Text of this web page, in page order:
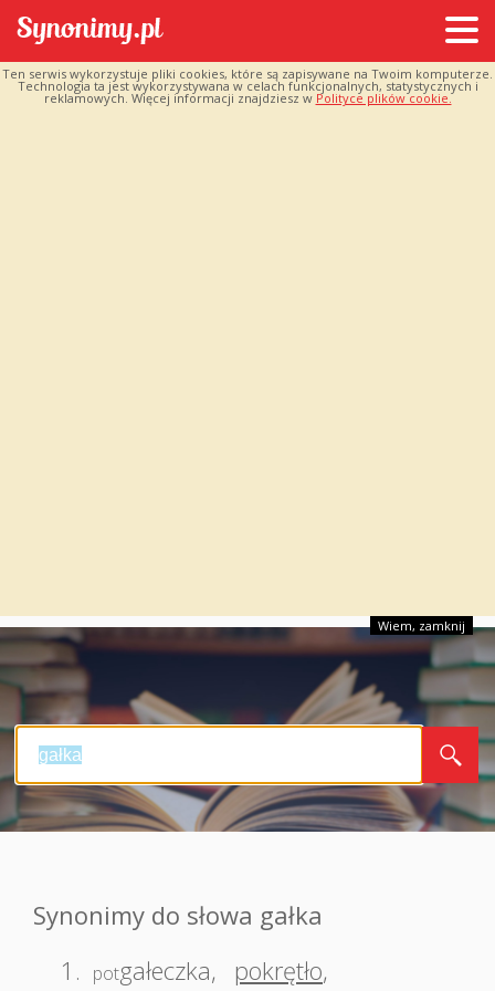
Ten serwis wykorzystuje pliki cookies, które są zapisywane na Twoim komputerze.
Technologia ta jest wykorzystywana w celach funkcjonalnych, statystycznych i
reklamowych. Więcej informacji znajdziesz w Polityce plików cookie.
Wiem, zamknij
Synonimy do słowa gałka
1.
potgałeczka, pokrętło,